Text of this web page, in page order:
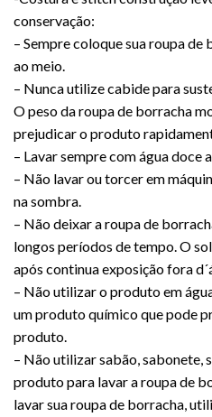
conservação:
– Sempre coloque sua roupa
ao meio.
– Nunca utilize cabide para
O peso da roupa de borracha
prejudicar o produto
– Lavar sempre com água doce
– Não lavar ou torcer em
na sombra.
– Não deixar a roupa de
longos períodos de tempo. O
após continua exposição fora
– Não utilizar o produto em
um produto químico que pode
produto.
– Não utilizar sabão, sabonete,
produto para lavar a roupa de
lavar sua roupa de borracha,